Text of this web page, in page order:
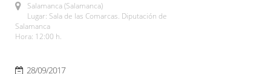
Salamanca (Salamanca)
Lugar: Sala de las Comarcas. Diputación de
Salamanca
Hora: 12:00 h.
28/09/2017